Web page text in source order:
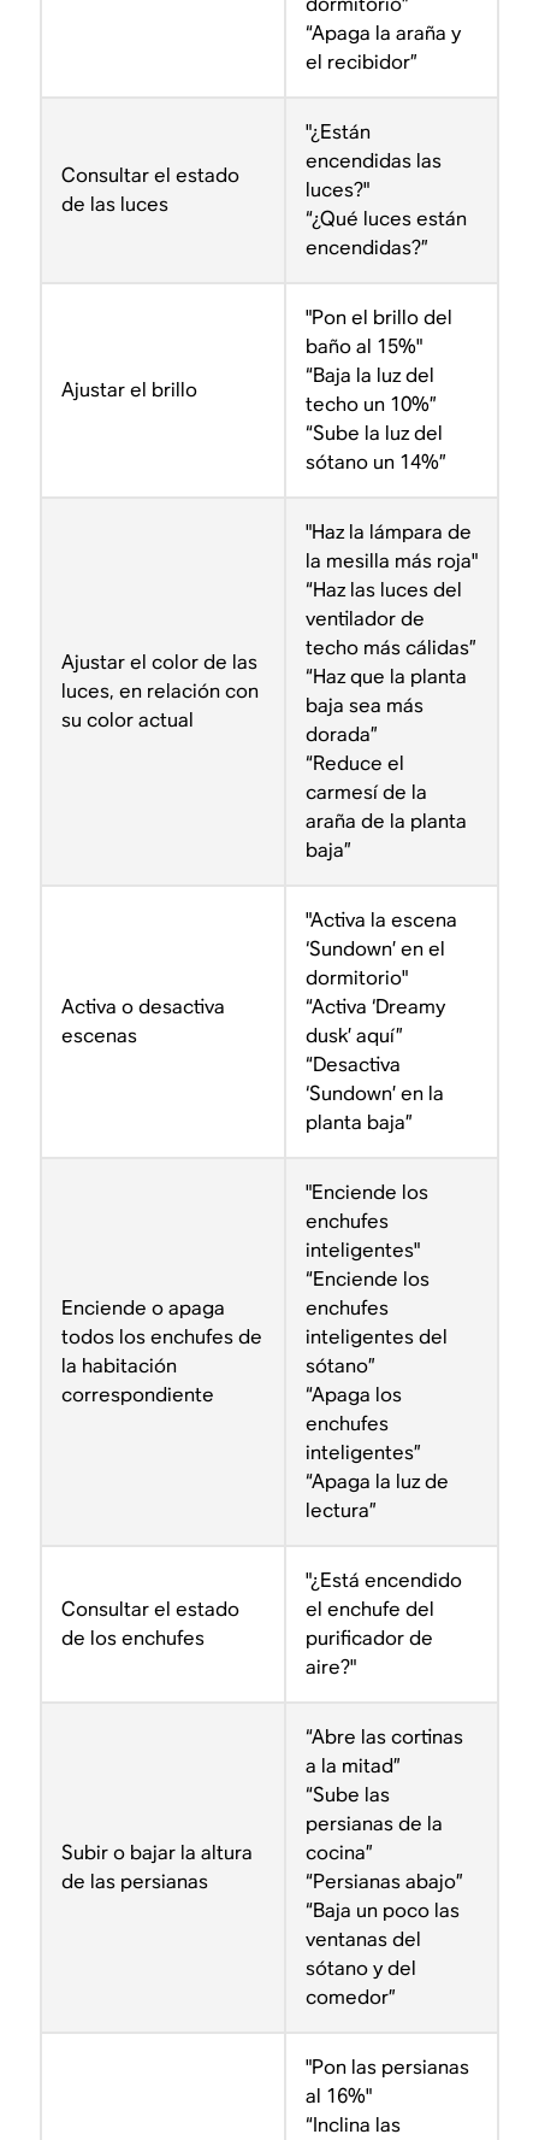
“Apaga la araña y
el recibidor”
Consultar el estado
de las luces
"¿Están
encendidas las
luces?"
“¿Qué luces están
encendidas?”
Ajustar el brillo
"Pon el brillo del
baño al 15%"
“Baja la luz del
techo un 10%”
“Sube la luz del
sótano un 14%”
Ajustar el color de las
luces, en relación con
su color actual
"Haz la lámpara de
la mesilla más roja"
“Haz las luces del
ventilador de
techo más cálidas”
“Haz que la planta
baja sea más
dorada”
“Reduce el
carmesí de la
araña de la planta
baja”
Activa o desactiva
escenas
"Activa la escena
‘Sundown’ en el
dormitorio"
“Activa ‘Dreamy
dusk’ aquí”
“Desactiva
‘Sundown’ en la
planta baja”
Enciende o apaga
todos los enchufes de
la habitación
correspondiente
"Enciende los
enchufes
inteligentes"
“Enciende los
enchufes
inteligentes del
sótano”
“Apaga los
enchufes
inteligentes”
“Apaga la luz de
lectura”
Consultar el estado
de los enchufes
"¿Está encendido
el enchufe del
purificador de
aire?"
Subir o bajar la altura
de las persianas
“Abre las cortinas
a la mitad”
“Sube las
persianas de la
cocina”
“Persianas abajo”
“Baja un poco las
ventanas del
sótano y del
comedor”
"Pon las persianas
al 16%"
“Inclina las